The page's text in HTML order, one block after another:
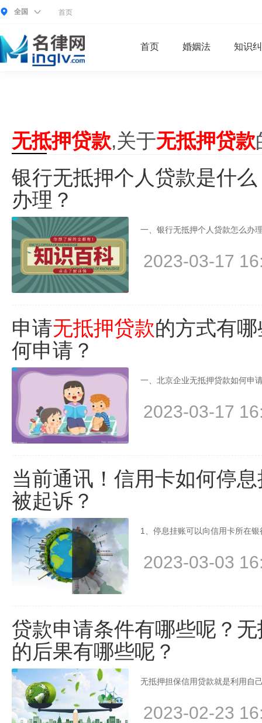
全国 首页
首页 婚姻法 知识
无抵押贷款,关于无抵押贷款
银行无抵押个人贷款是什
办理？
一、银行无抵押个人贷款怎么办
2023-03-17
申请无抵押贷款的方式有
何申请？
一、北京企业无抵押贷款如何申
2023-03-17
当前通讯！信用卡如何停
被起诉？
1、停息挂账可以向信用卡所在
2023-03-03
贷款申请条件有哪些呢？
的后果有哪些呢？
无抵押担保信用贷款就是利用自
2023-02-23